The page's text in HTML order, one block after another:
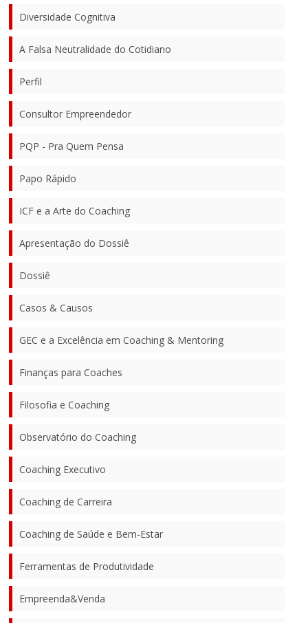
Diversidade Cognitiva
A Falsa Neutralidade do Cotidiano
Perfil
Consultor Empreendedor
PQP - Pra Quem Pensa
Papo Rápido
ICF e a Arte do Coaching
Apresentação do Dossiê
Dossiê
Casos & Causos
GEC e a Excelência em Coaching & Mentoring
Finanças para Coaches
Filosofia e Coaching
Observatório do Coaching
Coaching Executivo
Coaching de Carreira
Coaching de Saúde e Bem-Estar
Ferramentas de Produtividade
Empreenda&Venda